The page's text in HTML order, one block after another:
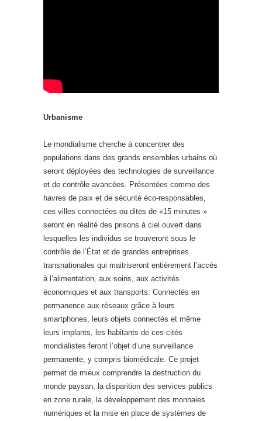
Urbanisme
Le mondialisme cherche à concentrer des
populations dans des grands ensembles urbains où
seront déployées des technologies de surveillance
et de contrôle avancées. Présentées comme des
havres de paix et de sécurité éco-responsables,
ces villes connectées ou dites de «15 minutes »
seront en réalité des prisons à ciel ouvert dans
lesquelles les individus se trouveront sous le
contrôle de l’État et de grandes entreprises
transnationales qui maitriseront entièrement l’accès
à l’alimentation, aux soins, aux activités
économiques et aux transports. Connectés en
permanence aux réseaux grâce à leurs
smartphones, leurs objets connectés et même
leurs implants, les habitants de ces cités
mondialistes feront l’objet d’une surveillance
permanente, y compris biomédicale. Ce projet
permet de mieux comprendre la destruction du
monde paysan, la disparition des services publics
en zone rurale, la développement des monnaies
numériques et la mise en place de systèmes de